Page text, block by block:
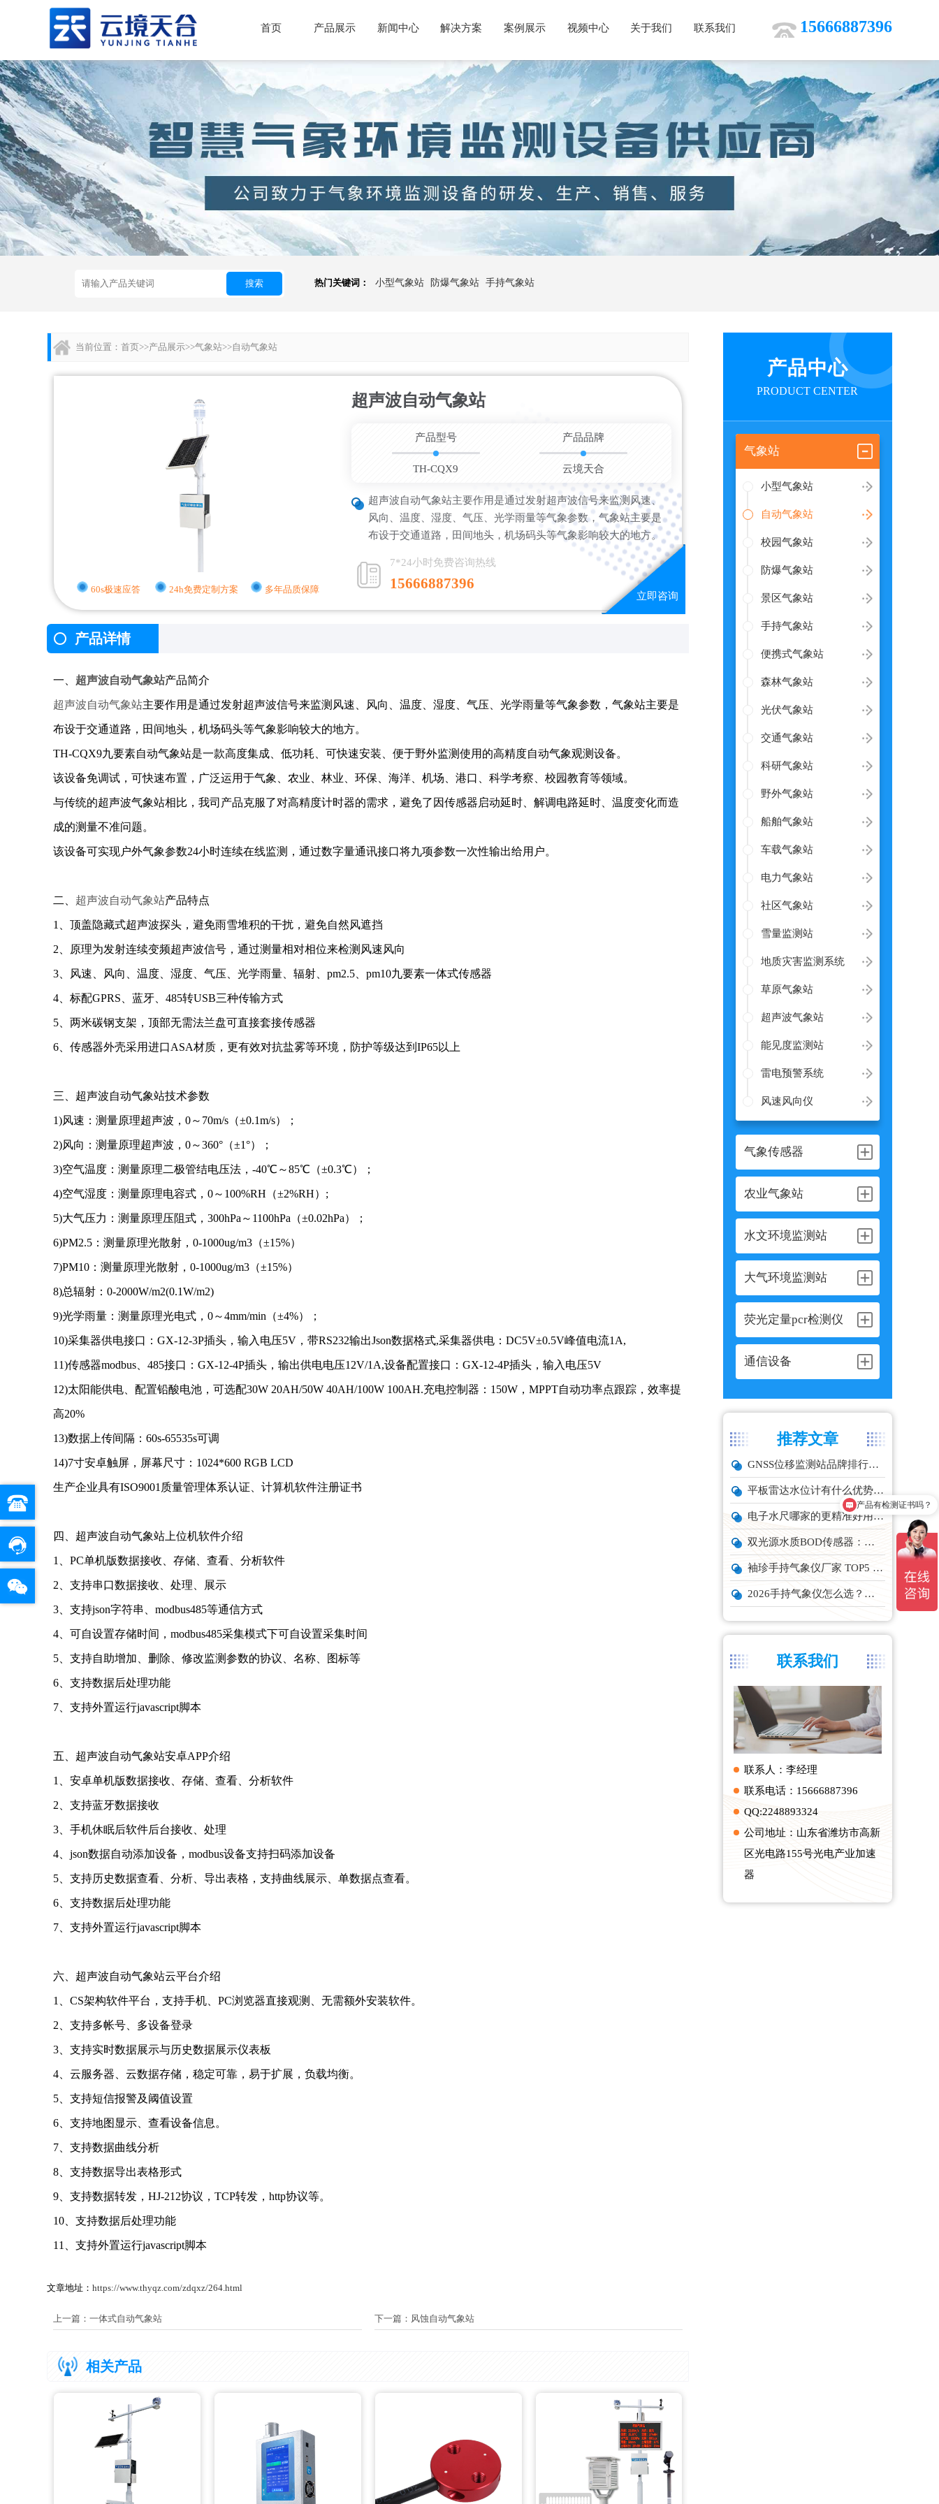
15666887396
首页 产品展示 新闻中心 解决方案 案例展示 视频中心 关于我们 联系我们
搜索 热门关键词： 小型气象站 防爆气象站 手持气象站
产品中心
PRODUCT CENTER
气象站
小型气象站
自动气象站
校园气象站
防爆气象站
景区气象站
手持气象站
便携式气象站
森林气象站
光伏气象站
交通气象站
科研气象站
野外气象站
船舶气象站
车载气象站
电力气象站
社区气象站
雪量监测站
地质灾害监测系统
草原气象站
超声波气象站
能见度监测站
雷电预警系统
风速风向仪
气象传感器
农业气象站
水文环境监测站
大气环境监测站
荧光定量pcr检测仪
通信设备
推荐文章
GNSS位移监测站品牌排行与选型推荐
平板雷达水位计有什么优势？精准耐用品牌top1推荐！
电子水尺哪家的更精准好用？推荐云境天合TH-SC系列经济型设备
双光源水质BOD传感器：在线水体有机物监测设备厂家推荐
袖珍手持气象仪厂家 TOP5 实力榜单
2026手持气象仪怎么选？云境天合、天蔚主流机型深度测评
联系我们
联系人：李经理
联系电话：15666887396
QQ:2248893324
公司地址：山东省潍坊市高新
区光电路155号光电产业加速
器
当前位置：首页>>产品展示>>气象站>>自动气象站
60s极速应答 24h免费定制方案 多年品质保障
超声波自动气象站
产品型号
TH-CQX9
产品品牌
云境天合
超声波自动气象站主要作用是通过发射超声波信号来监测风速、
风向、温度、湿度、气压、光学雨量等气象参数，气象站主要是
布设于交通道路，田间地头，机场码头等气象影响较大的地方。
7*24小时免费咨询热线
15666887396
产品详情
一、 超声波自动气象站产品简介
超声波自动气象站主要作用是通过发射超声波信号来监测风速、风向、温度、湿度、气压、光学雨量等气象参数，气象站主要是
布设于交通道路，田间地头，机场码头等气象影响较大的地方。
TH-CQX9九要素自动气象站是一款高度集成、低功耗、可快速安装、便于野外监测使用的高精度自动气象观测设备。
该设备免调试，可快速布置，广泛运用于气象、农业、林业、环保、海洋、机场、港口、科学考察、校园教育等领域。
与传统的超声波气象站相比，我司产品克服了对高精度计时器的需求，避免了因传感器启动延时、解调电路延时、温度变化而造
成的测量不准问题。
该设备可实现户外气象参数24小时连续在线监测，通过数字量通讯接口将九项参数一次性输出给用户。
二、 超声波自动气象站产品特点
1、顶盖隐藏式超声波探头，避免雨雪堆积的干扰，避免自然风遮挡
2、原理为发射连续变频超声波信号，通过测量相对相位来检测风速风向
3、风速、风向、温度、湿度、气压、光学雨量、辐射、pm2.5、pm10九要素一体式传感器
4、标配GPRS、蓝牙、485转USB三种传输方式
5、两米碳钢支架，顶部无需法兰盘可直接套接传感器
6、传感器外壳采用进口ASA材质，更有效对抗盐雾等环境，防护等级达到IP65以上
三、超声波自动气象站技术参数
1)风速：测量原理超声波，0～70m/s（±0.1m/s）；
2)风向：测量原理超声波，0～360°（±1°）；
3)空气温度：测量原理二极管结电压法，-40℃～85℃（±0.3℃）；
4)空气湿度：测量原理电容式，0～100%RH（±2%RH）;
5)大气压力：测量原理压阻式，300hPa～1100hPa（±0.02hPa）；
6)PM2.5：测量原理光散射，0-1000ug/m3（±15%）
7)PM10：测量原理光散射，0-1000ug/m3（±15%）
8)总辐射：0-2000W/m2(0.1W/m2)
9)光学雨量：测量原理光电式，0～4mm/min（±4%）；
10)采集器供电接口：GX-12-3P插头，输入电压5V，带RS232输出Json数据格式,采集器供电：DC5V±0.5V峰值电流1A,
11)传感器modbus、485接口：GX-12-4P插头，输出供电电压12V/1A,设备配置接口：GX-12-4P插头，输入电压5V
12)太阳能供电、配置铅酸电池，可选配30W 20AH/50W 40AH/100W 100AH.充电控制器：150W，MPPT自动功率点跟踪，效率提
高20%
13)数据上传间隔：60s-65535s可调
14)7寸安卓触屏，屏幕尺寸：1024*600 RGB LCD
生产企业具有ISO9001质量管理体系认证、计算机软件注册证书
四、超声波自动气象站上位机软件介绍
1、PC单机版数据接收、存储、查看、分析软件
2、支持串口数据接收、处理、展示
3、支持json字符串、modbus485等通信方式
4、可自设置存储时间，modbus485采集模式下可自设置采集时间
5、支持自助增加、删除、修改监测参数的协议、名称、图标等
6、支持数据后处理功能
7、支持外置运行javascript脚本
五、超声波自动气象站安卓APP介绍
1、安卓单机版数据接收、存储、查看、分析软件
2、支持蓝牙数据接收
3、手机休眠后软件后台接收、处理
4、json数据自动添加设备，modbus设备支持扫码添加设备
5、支持历史数据查看、分析、导出表格，支持曲线展示、单数据点查看。
6、支持数据后处理功能
7、支持外置运行javascript脚本
六、超声波自动气象站云平台介绍
1、CS架构软件平台，支持手机、PC浏览器直接观测、无需额外安装软件。
2、支持多帐号、多设备登录
3、支持实时数据展示与历史数据展示仪表板
4、云服务器、云数据存储，稳定可靠，易于扩展，负载均衡。
5、支持短信报警及阈值设置
6、支持地图显示、查看设备信息。
7、支持数据曲线分析
8、支持数据导出表格形式
9、支持数据转发，HJ-212协议，TCP转发，http协议等。
10、支持数据后处理功能
11、支持外置运行javascript脚本
文章地址：https://www.thyqz.com/zdqxz/264.html
上一篇：一体式自动气象站 下一篇： 风蚀自动气象站
相关产品
产品有检测证书吗？
设备包含安装吗？